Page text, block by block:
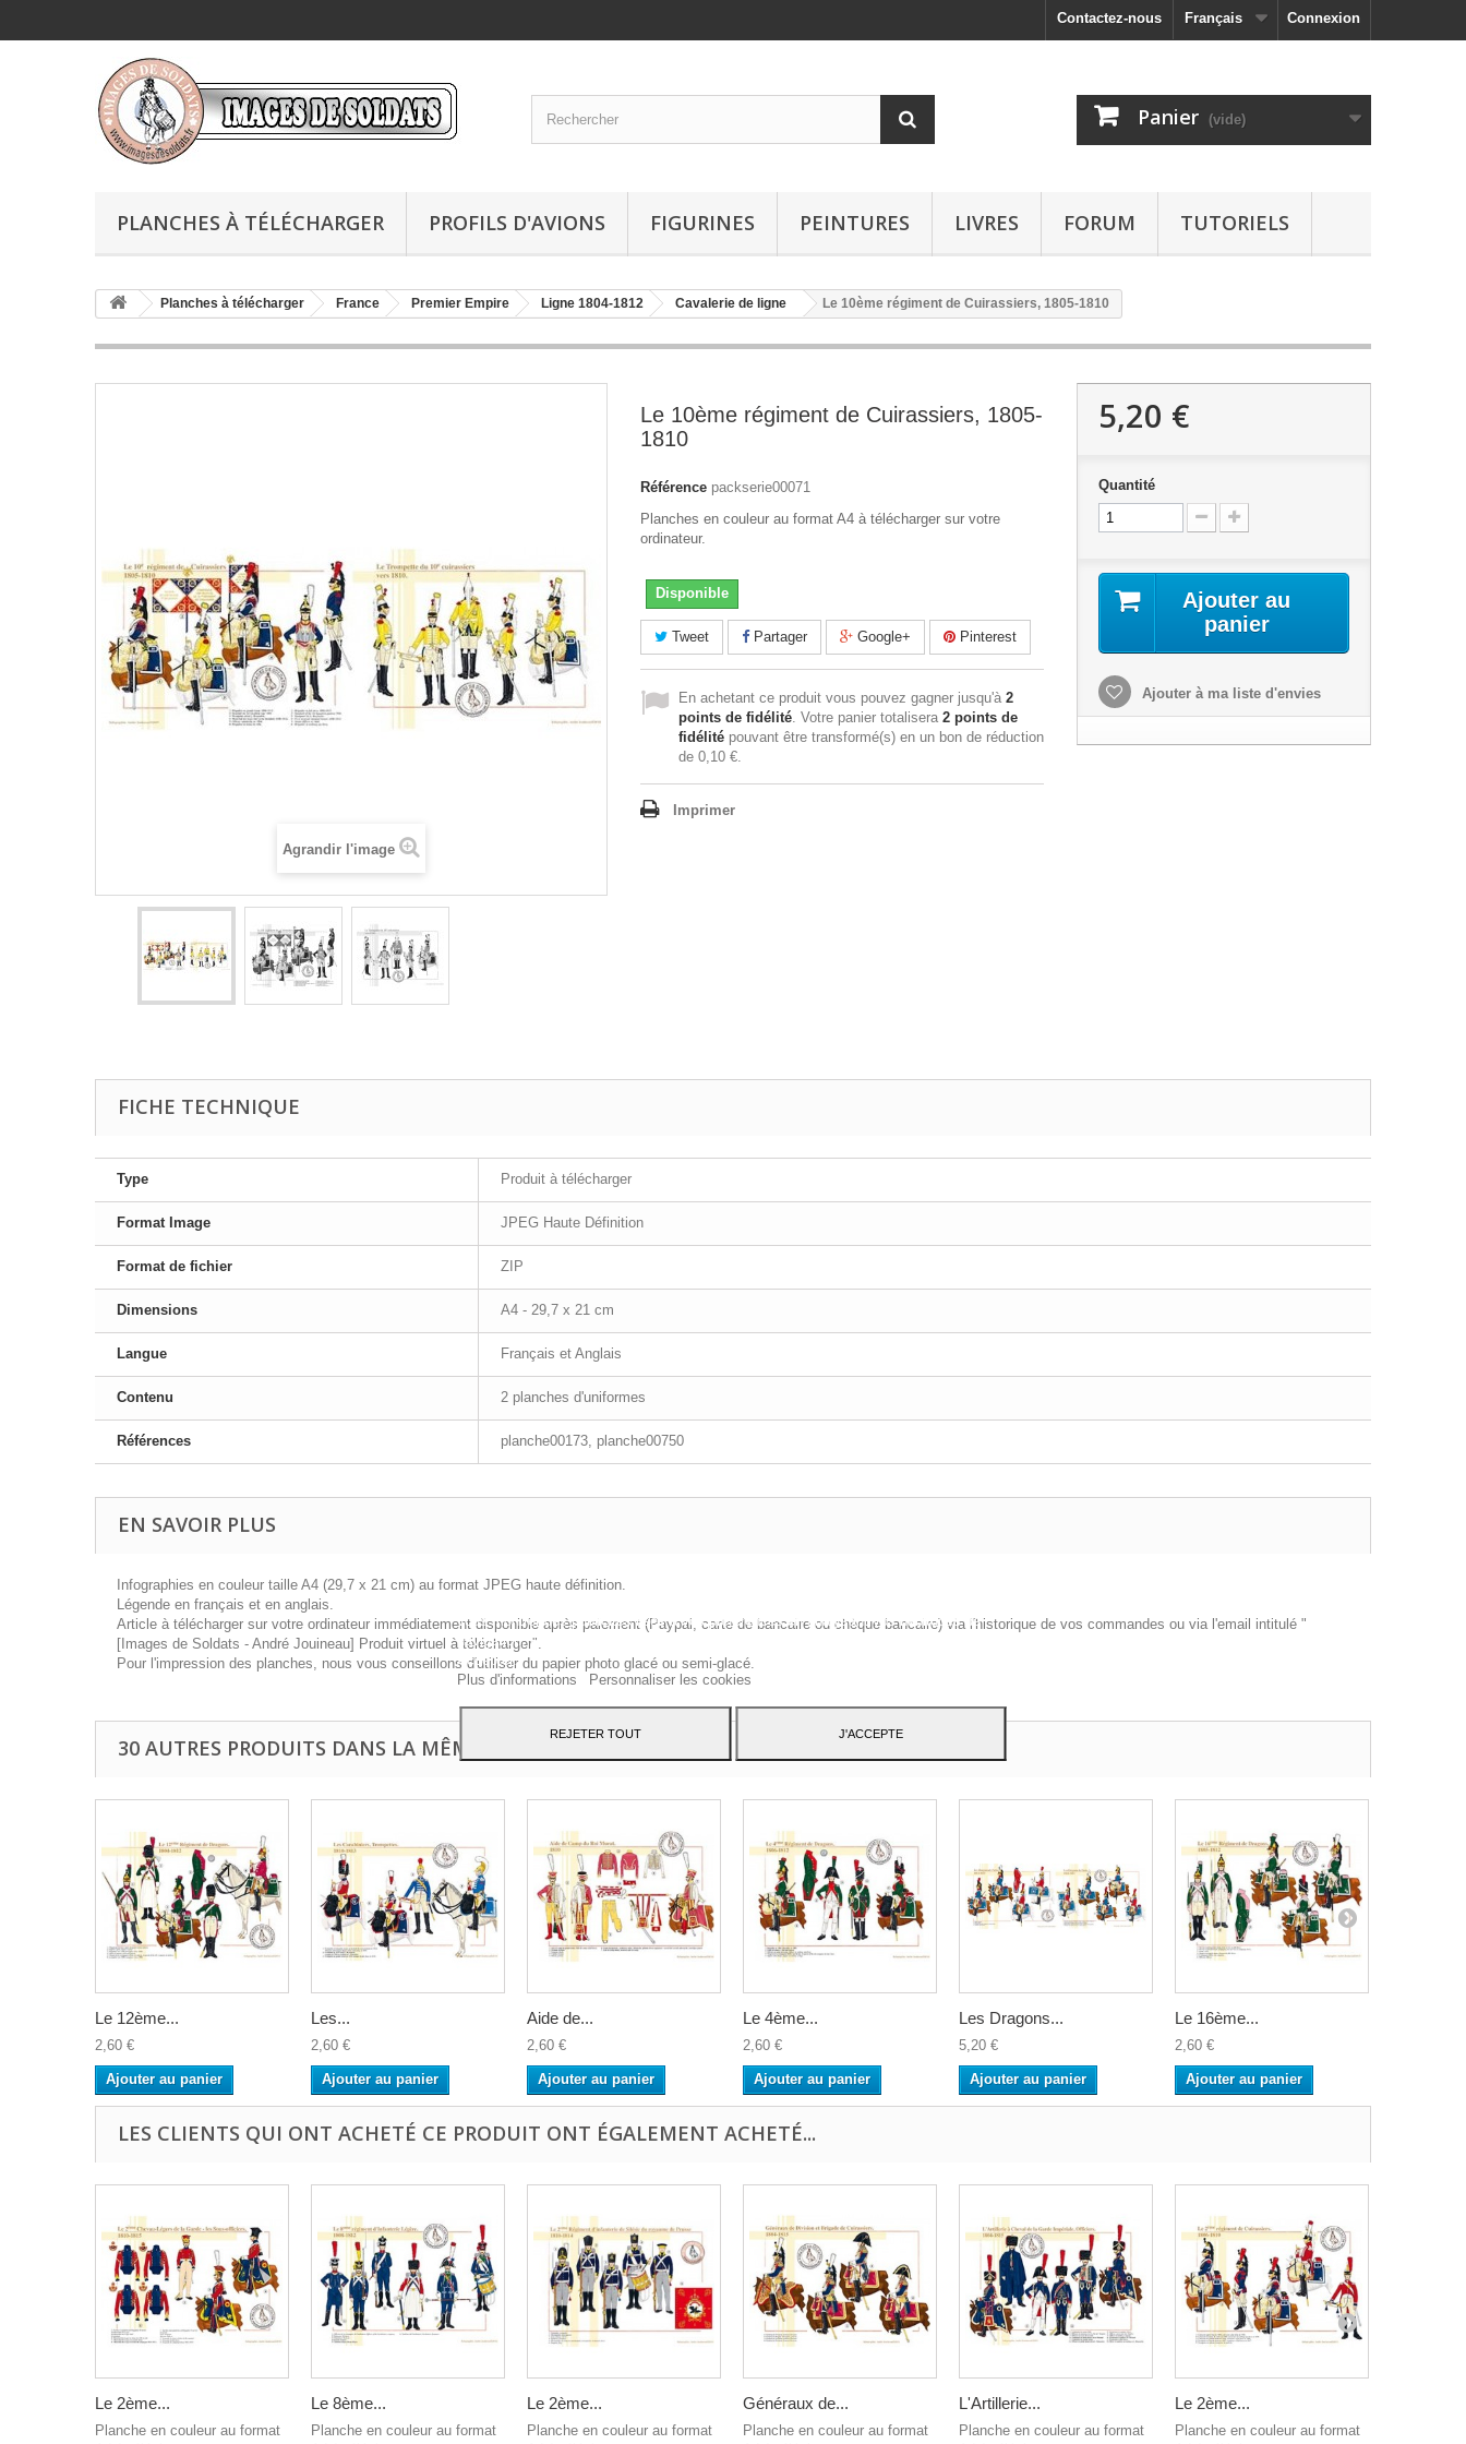
Connexion
Français
Contactez-nous
Panier (vide)
PLANCHES À TÉLÉCHARGER PROFILS D'AVIONS FIGURINES PEINTURES LIVRES FORUM TUTORIELS
Planches à télécharger France Premier Empire Ligne 1804-1812 Cavalerie de ligne Le 10ème régiment de Cuirassiers, 1805-1810
Agrandir l'image
Le 10ème régiment de Cuirassiers, 1805-
1810
Référence packserie00071
Planches en couleur au format A4 à télécharger sur votre
ordinateur.
Disponible
Tweet Partager Google+ Pinterest
En achetant ce produit vous pouvez gagner jusqu'à 2
points de fidélité. Votre panier totalisera 2 points de
fidélité pouvant être transformé(s) en un bon de réduction
de 0,10 €.
Imprimer
5,20 €
Quantité
Ajouter au
panier
Ajouter à ma liste d'envies
FICHE TECHNIQUE
Type Produit à télécharger
Format Image JPEG Haute Définition
Format de fichier ZIP
Dimensions A4 - 29,7 x 21 cm
Langue Français et Anglais
Contenu 2 planches d'uniformes
Références planche00173, planche00750
EN SAVOIR PLUS
Infographies en couleur taille A4 (29,7 x 21 cm) au format JPEG haute définition.
Légende en français et en anglais.
Article à télécharger sur votre ordinateur immédiatement disponible après paiement (Paypal, carte de bancaire ou chèque bancaire) via l'historique de vos commandes ou via l'email intitulé "
[Images de Soldats - André Jouineau] Produit virtuel à télécharger".
Pour l'impression des planches, nous vous conseillons d'utiliser du papier photo glacé ou semi-glacé.
30 AUTRES PRODUITS DANS LA MÊME CATÉGORIE :
Le 12ème...
2,60 €
Ajouter au panier
Les...
2,60 €
Ajouter au panier
Aide de...
2,60 €
Ajouter au panier
Le 4ème...
2,60 €
Ajouter au panier
Les Dragons...
5,20 €
Ajouter au panier
Le 16ème...
2,60 €
Ajouter au panier
LES CLIENTS QUI ONT ACHETÉ CE PRODUIT ONT ÉGALEMENT ACHETÉ...
Le 2ème...
Planche en couleur au format
Le 8ème...
Planche en couleur au format
Le 2ème...
Planche en couleur au format
Généraux de...
Planche en couleur au format
L'Artillerie...
Planche en couleur au format
Le 2ème...
Planche en couleur au format
vous montrer des publicités liées à vos préférences en analysant vos habitudes de
navigation. Pour donner votre consentement à son utilisation, appuyez sur le bouton
Accepter.
Plus d'informations
Personnaliser les cookies
REJETER TOUT J'ACCEPTE